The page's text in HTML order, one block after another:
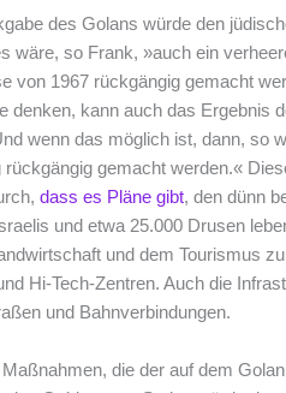
des Golans würde den
wäre, so Frank, »auch ein
von 1967 rückgängig gemacht
denken, kann auch das Ergebnis
wenn das möglich ist, dann, so
rückgängig gemacht werden.«
dass es Pläne gibt, den dünn
und etwa 25.000 Drusen
und dem Tourismus
Hi-Tech-Zentren. Auch die
und Bahnverbindungen.
die der auf dem